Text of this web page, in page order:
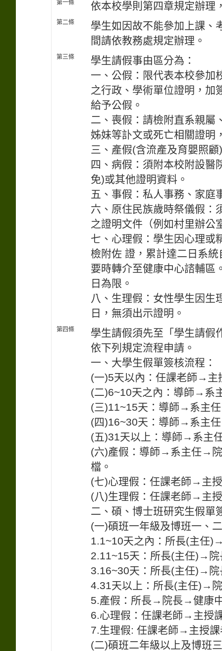
第一條 依本校學則第四章規定辦理
第二條
學生如因故不能參加上課、
間請依教務處規定辦理。
第三條
學生請假事由區分為：
一、公假：限代表本校參加
之行政、學術單位證明，加
給予公假。
二、喪假：請檢附直系親屬
姊妹等訃文或死亡相關證明
三、產假(含流產及育嬰照
四、病假：須附本校附設醫
免)或其他證明資料。
五、事假：私人事務、家庭
六、原住民族歲時祭儀假：
之證明文件（例如村里辦公
七、心理假：學生因心理或
檢附佐 證，累計達二日系
要時轉介至健康中心諮輔區
日為限。
八、生理假：女性學生因生
日，無須出示證明。
第四條
學生請假須先至「學生請假
依下列規定流程申請。
一、大學生假單簽核流程：
(一)5天以內：任課老師→
(二)6~10天之內：導師→系
(三)11~15天：導師→系主
(四)16~30天：導師→系主
(五)31天以上：導師→系
(六)產假：導師→系主任→
檔。
(七)心理假：任課老師→主
(八)生理假：任課老師→主
二、碩、博士班研究生假單
(一)碩班一年級及博班一、
1.1~10天之內：所長(主任
2.11~15天：所長(主任)→
3.16~30天：所長(主任)→
4.31天以上：所長(主任)→
5.產假：所長→院長→健康
6.心理假：任課老師→主授
7.生理假: 任課老師→主授
(二)碩班二年級以上及博班